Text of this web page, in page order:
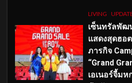
LIVING
เซ็นทรัลพัฒ
แสดงสุดฮอ
ภารกิจ
“Grand
เอเนอร์จี้ม